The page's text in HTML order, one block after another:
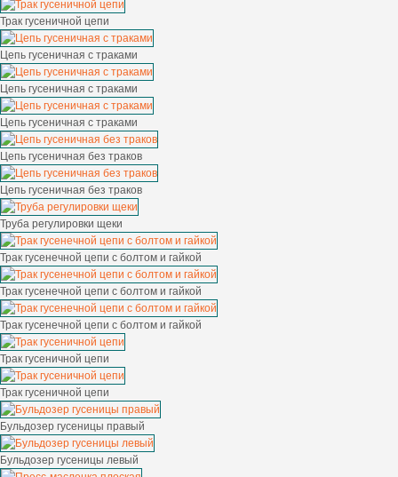
Трак гусеничной цепи
Цепь гусеничная с траками
Цепь гусеничная с траками
Цепь гусеничная с траками
Цепь гусеничная без траков
Цепь гусеничная без траков
Труба регулировки щеки
Трак гусенечной цепи c болтом и гайкой
Трак гусенечной цепи c болтом и гайкой
Трак гусенечной цепи c болтом и гайкой
Трак гусеничной цепи
Трак гусеничной цепи
Бульдозер гусеницы правый
Бульдозер гусеницы левый